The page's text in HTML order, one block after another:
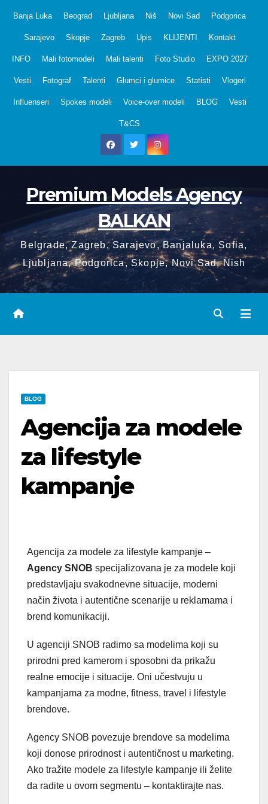
Banja Luka Beograd Ljubljana Niš Novi Sad Podgorica
Sarajevo Skopje Zagreb Upis KLIJENTI Kontakt
INFO Mali fotomodeli Mali talenti Foto Studio EXPO 2027
Vesti Fotograf Talenti Glumci i glumice Statisti Vlogeri
Influenseri Spokes modeli Voice-over modeli BLOG Vesti
T&CS
Premium Models Agency
BALKAN
Belgrade, Zagreb, Sarajevo, Banjaluka, Sofia,
Ljubljana, Podgorica, Skopje, Novi Sad, Nish
BLOG
Agencija za modele
za lifestyle
kampanje
Agencija za modele za lifestyle kampanje –
Agency SNOB specijalizovana je za modele koji
predstavljaju svakodnevne situacije, moderni
način života i autentične scenarije u reklamama i
brend komunikaciji.
U agenciji SNOB radimo sa modelima koji su
prirodni pred kamerom i sposobni da prikažu
realne emocije i situacije. Oni učestvuju u
kampanjama za modne, fitness, travel i lifestyle
brendove.
Agency SNOB povezuje brendove sa modelima
koji donose prirodnost i autentičnost u marketing.
Ako tražite modele za lifestyle kampanje ili želite
da radite u ovom segmentu – kontaktirajte nas.